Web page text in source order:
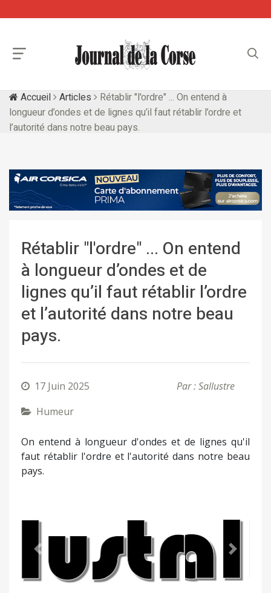
Accueil Articles
Rétablir "l'ordre" ... On entend à
longueur d’ondes et de lignes qu’il faut rétablir l’ordre et
l’autorité dans notre beau pays.
Rétablir "l'ordre" ... On entend
à longueur d’ondes et de
lignes qu’il faut rétablir l’ordre
et l’autorité dans notre beau
pays.
17 Juin 2025
Par : Sallustre
Humeur
On entend à longueur d'ondes et de lignes qu'il
faut rétablir l'ordre et l'autorité dans notre beau
pays.
Précédent Suivant